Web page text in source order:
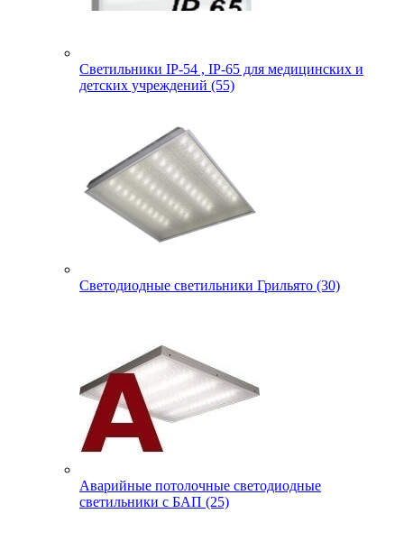
Светильники IP-54 , IP-65 для медицинских и
детских учреждений (55)
Светодиодные светильники Грильято (30)
Аварийные потолочные светодиодные
светильники с БАП (25)